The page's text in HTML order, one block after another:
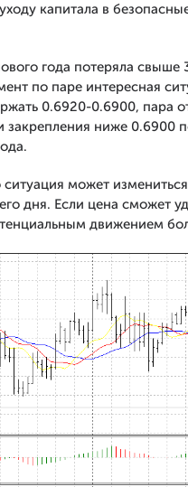
капитала в
года потеряла свыше
по паре интересная
0.6920-0.6900, пара
ниже 0.6900
может
дня. Если цена сможет
движением